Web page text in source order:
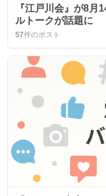
『江戸川会』が8月
ルトークが話題に
57件のポスト